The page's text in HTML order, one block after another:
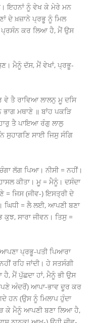
ਇਹਨਾਂ ਨੂੰ ਵੇਖ ਕੇ ਮੇਰੇ ਮਨ
ਦੇ ਖ਼ਜ਼ਾਨੇ ਪ੍ਰਭੂ ਨੂੰ ਮਿਲ
ਪ੍ਰਸੰਨ ਕਰ ਲਿਆ ਹੈ, ਮੈਂ ਉਸ
ਮੈਨੂੰ ਦੱਸ, ਮੈਂ ਵੇਖਾਂ, ਪ੍ਰਭੂ-
ਵੇ ਤੈ ਰਾਵਿਆ ਲਾਲਨੁ ਮੂ ਦਸਿ
ਮਥਾਣੇ ॥ ਬਾਂਹ ਪਕੜਿ
ਤੈ ਪਾਇਆ ਰੰਗੁ ਲਾਲੁ
ਸੁਹਾਗਣਿ ਸਾਈ ਜਿਸੁ ਸੰਗਿ
ਲੱਗ ਪਿਆ। ਨੀਸੀ = ਨਹੀਂ।
ਕੀਤਾ। ਮੂ = ਮੈਨੂੰ। ਦਸੰਦਾ
= ਜਿਸ (ਜੀਵ-) ਇਸਤ੍ਰੀ ਦੇ
ਘਿਧੀ = ਲੈ ਲਈ, ਆਪਣੀ ਬਣਾ
ਸਾਰਾ ਜੀਵਨ। ਤਿਸੁ =
ਪ੍ਰਭੂ-ਪਤੀ ਪਿਆਰਾ
ਰਹਿ ਜਾਂਦੀ। ਹੇ ਸਤਸੰਗੀ
ਮੈਂ ਪੁੱਛਦਾ ਹਾਂ, ਮੈਨੂੰ ਭੀ ਉਸ
ਅੰਦਰੋਂ) ਆਪਾ-ਭਾਵ ਦੂਰ ਕਰ
ਹਨ (ਉਸ ਨੂੰ ਮਿਲਾਪ ਹੁੰਦਾ
ਕੇ ਮੈਨੂੰ ਆਪਣੀ ਬਣਾ ਲਿਆ ਹੈ,